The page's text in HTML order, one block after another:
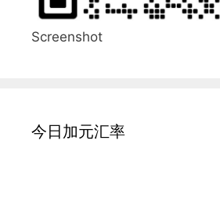
Screenshot
今日加元汇率